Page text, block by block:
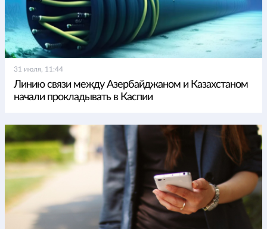
31 июля, 11:44
Линию связи между Азербайджаном и Казахстаном
начали прокладывать в Каспии